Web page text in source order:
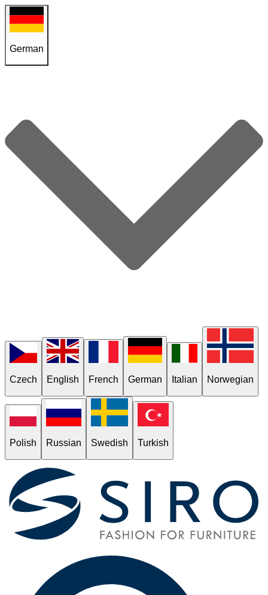
German
Czech English French German Italian Norwegian
Polish Russian Swedish Turkish